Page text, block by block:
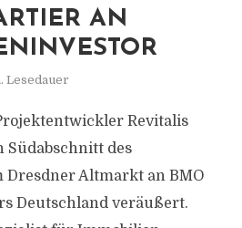
AN
Lesedauer
Revitalis
Südabschnitt des
Dresdner Altmarkt an BMO
Deutschland veräußert.